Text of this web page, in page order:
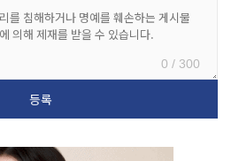
0 / 300